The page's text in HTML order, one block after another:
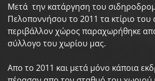
Μετά την κατάργηση του
Πελοποννήσου το 2011 τα κτίριο του
περιβάλλον χώρος παραχωρήθηκε
σύλλογο του χωρίου μας.
Απο το 2011 και μετά μόνο κάποια